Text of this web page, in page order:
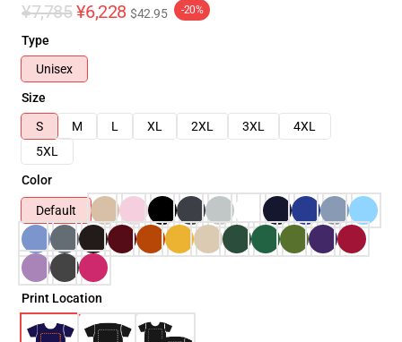
¥7,785 ¥6,228 $42.95 -20%
Type
Unisex
Size
S
M L XL 2XL 3XL
4XL
5XL
Color
Default
Print Location